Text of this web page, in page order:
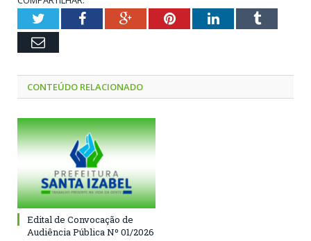
TwitterFacebookGoogle+PinterestLinkedInTumblr
Email
CONTEÚDO RELACIONADO
Edital de Convocação de
Audiência Pública Nº 01/2026